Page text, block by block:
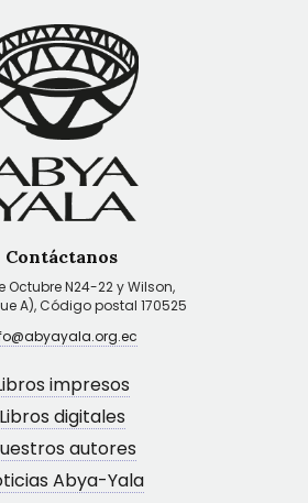
Contáctanos
Octubre N24-22 y Wilson,
A), Código postal 170525
impresos
Libros digitales
autores
Abya-Yala